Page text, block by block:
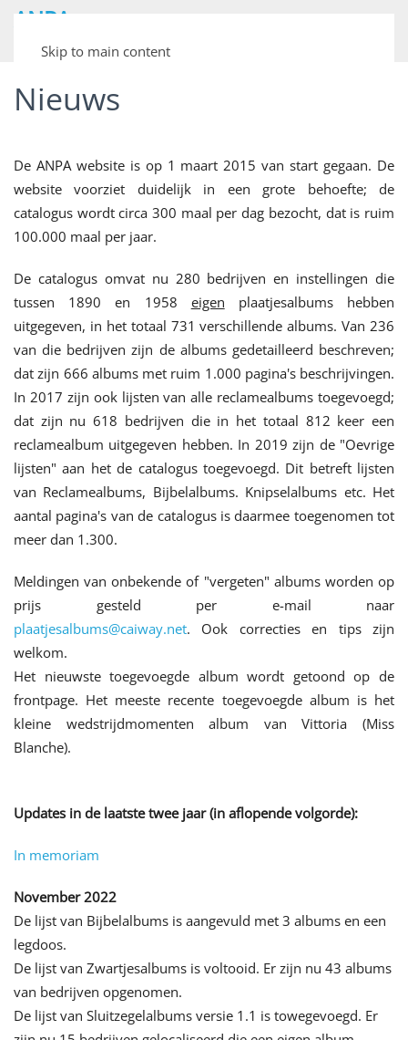
Skip to main content
ANPA
Archief van Nederlandse Plaatjesalbums
Nieuws
De ANPA website is op 1 maart 2015 van start gegaan. De
website voorziet duidelijk in een grote behoefte; de
catalogus wordt circa 300 maal per dag bezocht, dat is ruim
100.000 maal per jaar.
De catalogus omvat nu 280 bedrijven en instellingen die
tussen 1890 en 1958 eigen plaatjesalbums hebben
uitgegeven, in het totaal 731 verschillende albums. Van 236
van die bedrijven zijn de albums gedetailleerd beschreven;
dat zijn 666 albums met ruim 1.000 pagina's beschrijvingen.
In 2017 zijn ook lijsten van alle reclamealbums toegevoegd;
dat zijn nu 618 bedrijven die in het totaal 812 keer een
reclamealbum uitgegeven hebben. In 2019 zijn de "Oevrige
lijsten" aan het de catalogus toegevoegd. Dit betreft lijsten
van Reclamealbums, Bijbelalbums. Knipselalbums etc. Het
aantal pagina's van de catalogus is daarmee toegenomen tot
meer dan 1.300.
Meldingen van onbekende of "vergeten" albums worden op
prijs gesteld per e-mail naar
plaatjesalbums@caiway.net. Ook correcties en tips zijn
welkom.
Het nieuwste toegevoegde album wordt getoond op de
frontpage. Het meeste recente toegevoegde album is het
kleine wedstrijdmomenten album van Vittoria (Miss
Blanche).
Updates in de laatste twee jaar (in aflopende volgorde):
In memoriam
November 2022
De lijst van Bijbelalbums is aangevuld met 3 albums en een
legdoos.
De lijst van Zwartjesalbums is voltooid. Er zijn nu 43 albums
van bedrijven opgenomen.
De lijst van Sluitzegelalbums versie 1.1 is towegevoegd. Er